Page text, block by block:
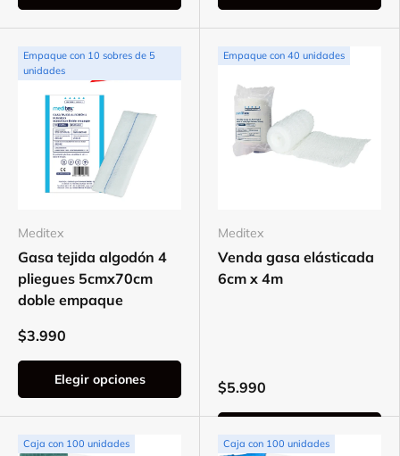
Empaque con 10 sobres de 5
unidades
Meditex
Gasa tejida algodón 4
pliegues 5cmx70cm
doble empaque
$3.990
Elegir opciones
Empaque con 40 unidades
Meditex
Venda gasa elásticada
6cm x 4m
$5.990
Caja con 100 unidades Caja con 100 unidades